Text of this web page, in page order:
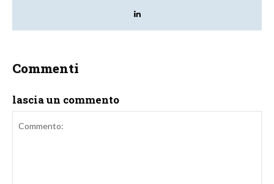
Commenti
lascia un commento